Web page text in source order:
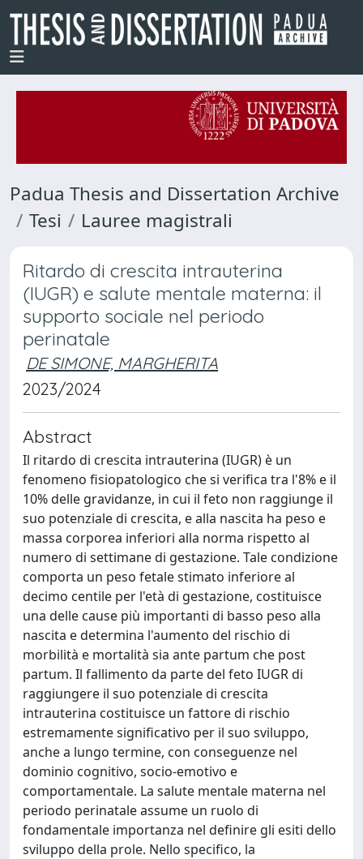
Padua Thesis and Dissertation Archive
Tesi
Lauree magistrali
Ritardo di crescita intrauterina
(IUGR) e salute mentale materna: il
supporto sociale nel periodo
perinatale
DE SIMONE, MARGHERITA
2023/2024
Abstract
Il ritardo di crescita intrauterina (IUGR) è un
fenomeno fisiopatologico che si verifica tra l'8% e il
10% delle gravidanze, in cui il feto non raggiunge il
suo potenziale di crescita, e alla nascita ha peso e
massa corporea inferiori alla norma rispetto al
numero di settimane di gestazione. Tale condizione
comporta un peso fetale stimato inferiore al
decimo centile per l'età di gestazione, costituisce
una delle cause più importanti di basso peso alla
nascita e determina l'aumento del rischio di
morbilità e mortalità sia ante partum che post
partum. Il fallimento da parte del feto IUGR di
raggiungere il suo potenziale di crescita
intrauterina costituisce un fattore di rischio
estremamente significativo per il suo sviluppo,
anche a lungo termine, con conseguenze nel
dominio cognitivo, socio-emotivo e
comportamentale. La salute mentale materna nel
periodo perinatale assume un ruolo di
fondamentale importanza nel definire gli esiti dello
sviluppo della prole. Nello specifico, la